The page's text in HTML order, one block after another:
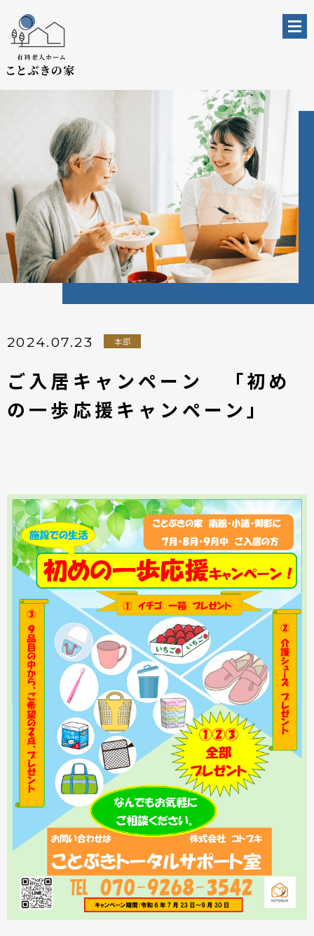
2024.07.23 本部
ご入居キャンペーン 「初め
の一歩応援キャンペーン」